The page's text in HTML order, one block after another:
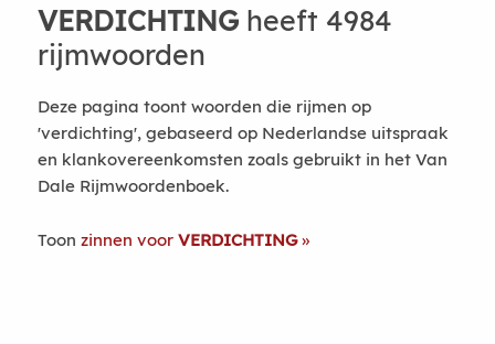
VERDICHTINGheeft 4984
rijmwoorden
Deze pagina toont woorden die rijmen op
'verdichting', gebaseerd op Nederlandse uitspraak
en klankovereenkomsten zoals gebruikt in het Van
Dale Rijmwoordenboek.
Toon zinnen voor VERDICHTING